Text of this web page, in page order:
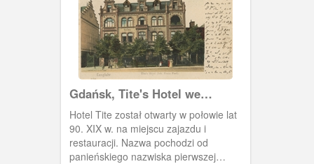
Gdańsk, Tite's Hotel we
Wrzeszczu
Hotel Tite został otwarty w połowie lat
90. XIX w. na miejscu zajazdu i
restauracji. Nazwa pochodzi od
panieńskiego nazwiska pierwszej